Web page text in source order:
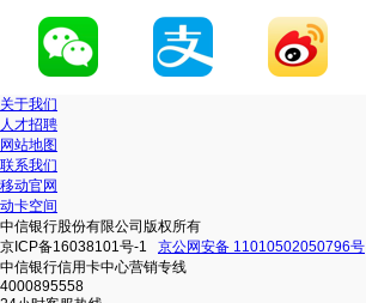
关于我们
人才招聘
网站地图
联系我们
移动官网
动卡空间
中信银行股份有限公司版权所有
京ICP备16038101号-1
京公网安备 11010502050796号
中信银行信用卡中心营销专线
4000895558